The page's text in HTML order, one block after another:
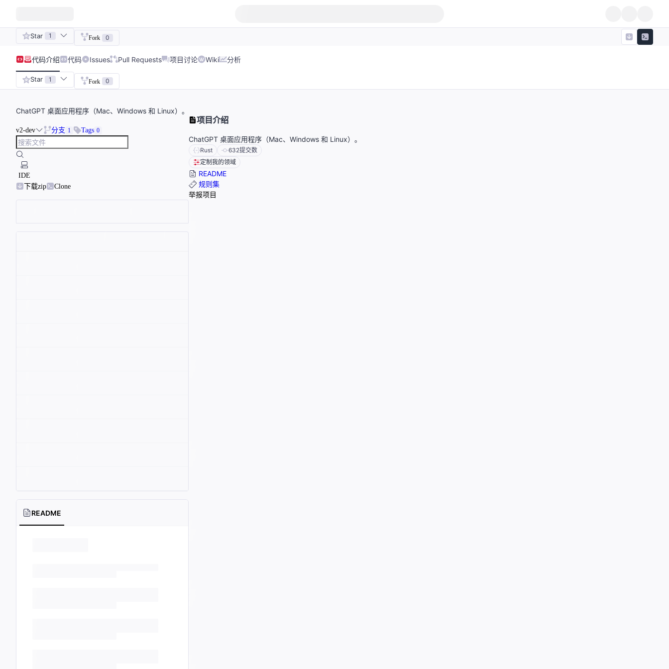
Star 1 Fork 0
代码介绍 代码 Issues Pull Requests 项目讨论 Wiki 分析
Star 1 Fork 0
ChatGPT 桌面应用程序（Mac、Windows 和 Linux）。
v2-dev 分支 1 Tags 0
IDE
下载zip
Clone
README
项目介绍
ChatGPT 桌面应用程序（Mac、Windows 和 Linux）。
Rust 632提交数
定制我的领域
README
规则集
举报项目